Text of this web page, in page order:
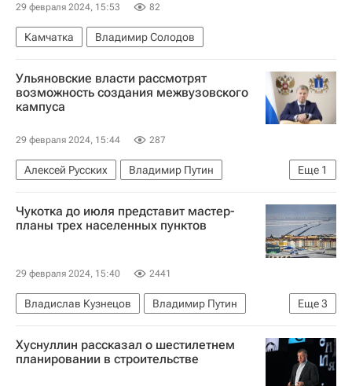
29 февраля 2024, 15:53 82
Камчатка Владимир Солодов
Ульяновские власти рассмотрят
возможность создания межвузовского
кампуса
29 февраля 2024, 15:44 287
Еще 1
Алексей Русских
Владимир Путин
Ульяновская область
Чукотка до июля представит мастер-
планы трех населенных пунктов
29 февраля 2024, 15:40 2441
Еще3
Владислав Кузнецов
Владимир Путин
Билибино
Певек Чукотка
Хуснуллин рассказал о шестилетнем
планировании в строительстве